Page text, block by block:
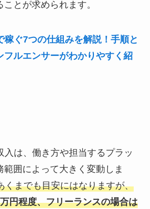
とが求められます。
稼ぐ7つの仕組みを解説！手順と
フルエンサーがわかりやすく紹
入は、働き方や担当するプラッ
範囲によって大きく変動しま
くまでも目安にはなりますが、
円程度、フリーランスの場合は